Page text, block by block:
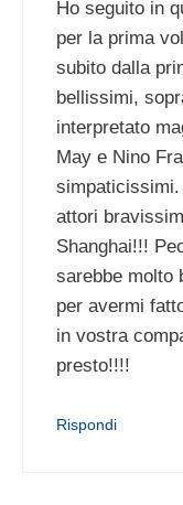
Ho seguito in
per la prima
subito dalla
bellissimi,
interpretato
May e Nino
attori
Shanghai!!!
sarebbe molto
per avermi
in vostra
presto!!!!
Rispondi